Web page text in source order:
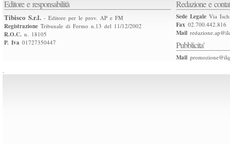
Editore e responsabilità
Tibisco S.r.l. - Editore per le prov. AP e FM
Registrazione Tribunale di Fermo n.13 del 11/12/2002
R.O.C. n. 18105
P. Iva 01727350447
Redazione e
Sede Legale Via
Fax 02.700.442.816
Mail
Pubblicita'
Mail
.